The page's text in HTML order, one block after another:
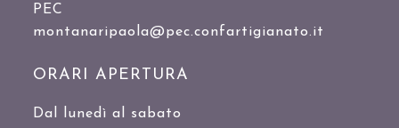
PEC
montanaripaola@pec.confartigianato.it
ORARI APERTURA
Dal lunedì al sabato